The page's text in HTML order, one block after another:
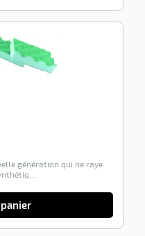
génération qui ne raye